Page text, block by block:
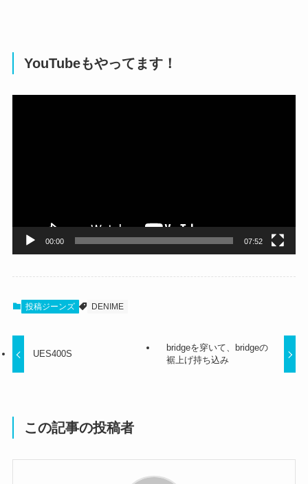
YouTubeもやってます！
00:00 07:52
投稿ジーンズ DENIME
UES400S
bridgeを穿いて、bridgeの
裾上げ持ち込み
この記事の投稿者